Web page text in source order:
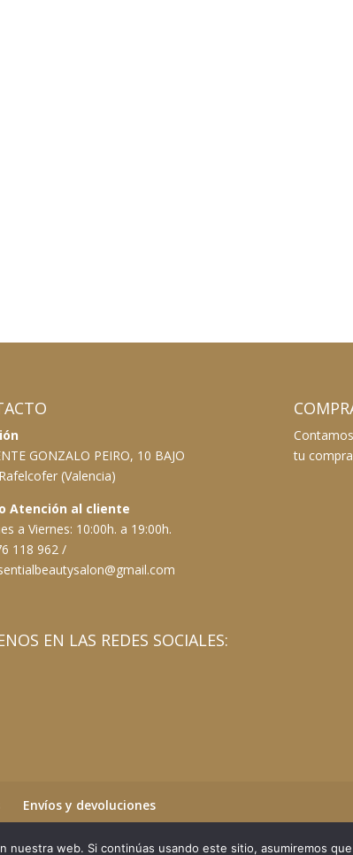
GONZALO PEIRO, 10 BAJO
(Valencia)
Atención al cliente
a Viernes: 10:00h. a 19:00h.
118 962 /
EN LAS REDES SOCIALES:
tu
Envíos y devoluciones
nuestra web. Si continúas usando este sitio, asumiremos